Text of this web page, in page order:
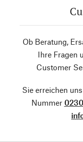
Ob Beratung,
Ihre Fragen
Customer
Sie erreichen
Nummer